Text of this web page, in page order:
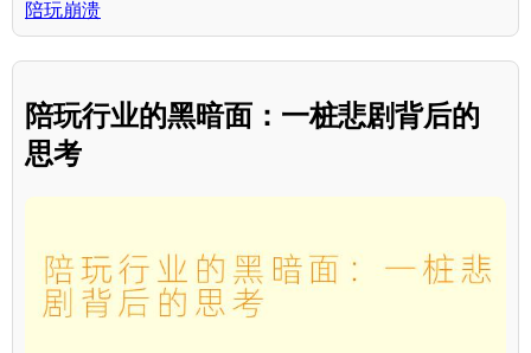
陪玩崩溃
陪玩行业的黑暗面：一桩悲剧背后的
思考